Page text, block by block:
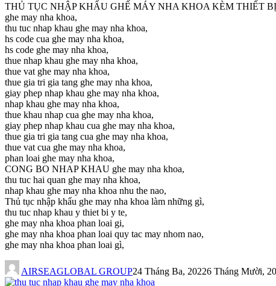
THỦ TỤC NHẬP KHẨU GHẾ MÁY NHA KHOA KÈM THIẾT
ghe may nha khoa,
thu tuc nhap khau ghe may nha khoa,
hs code cua ghe may nha khoa,
hs code ghe may nha khoa,
thue nhap khau ghe may nha khoa,
thue vat ghe may nha khoa,
thue gia tri gia tang ghe may nha khoa,
giay phep nhap khau ghe may nha khoa,
nhap khau ghe may nha khoa,
thue khau nhap cua ghe may nha khoa,
giay phep nhap khau cua ghe may nha khoa,
thue gia tri gia tang cua ghe may nha khoa,
thue vat cua ghe may nha khoa,
phan loai ghe may nha khoa,
CONG BO NHAP KHAU ghe may nha khoa,
thu tuc hai quan ghe may nha khoa,
nhap khau ghe may nha khoa nhu the nao,
Thủ tục nhập khẩu ghe may nha khoa làm những gì,
thu tuc nhap khau y thiet bi y te,
ghe may nha khoa phan loai gi,
ghe may nha khoa phan loai quy tac may nhom nao,
ghe may nha khoa phan loai gì,
AIRSEAGLOBAL GROUP24 Tháng Ba, 20226 Tháng Mười,